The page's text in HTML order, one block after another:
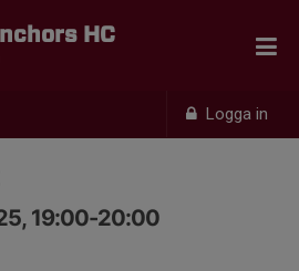
Logga in
HC
19:00-20:00